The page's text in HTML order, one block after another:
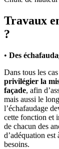
Travaux
?
• Des
Dans tous les
privilégier la
façade, afin
mais aussi le
l’échafaudage
cette fonction et
de chacun des
d’adéquation
besoins.